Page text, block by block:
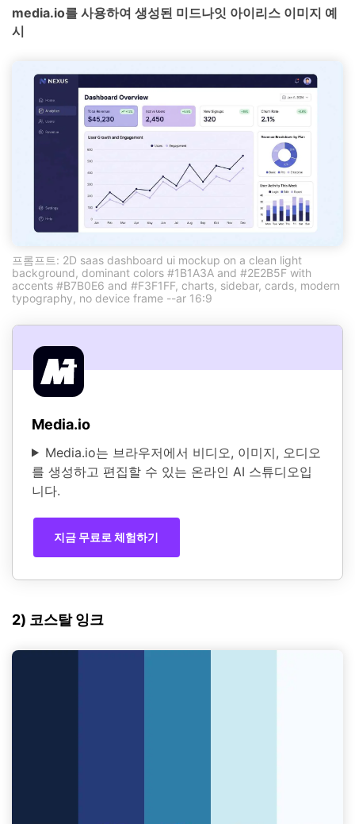
media.io를 사용하여 생성된 미드나잇 아이리스 이미지 예
시
프롬프트: 2D saas dashboard ui mockup on a clean light
background, dominant colors #1B1A3A and #2E2B5F with
accents #B7B0E6 and #F3F1FF, charts, sidebar, cards, modern
typography, no device frame --ar 16:9
Media.io
Media.io는 브라우저에서 비디오, 이미지, 오디오
를 생성하고 편집할 수 있는 온라인 AI 스튜디오입
니다.
지금 무료로 체험하기
2) 코스탈 잉크